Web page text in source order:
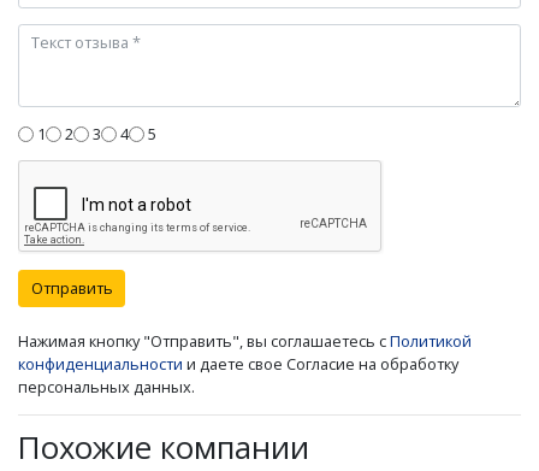
1 2 3 4 5
Отправить
Нажимая кнопку "Отправить", вы соглашаетесь сПолитикой
конфиденциальности и даете свое Согласие на обработку
персональных данных.
Похожие компании